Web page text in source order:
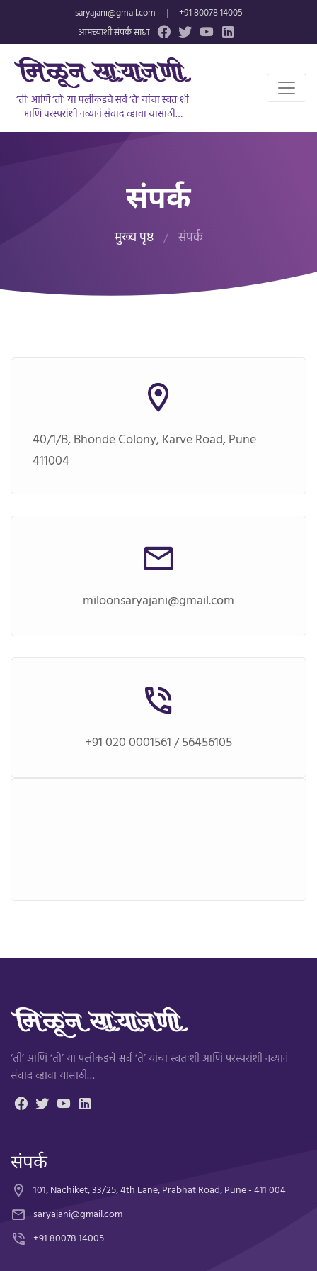
saryajani@gmail.com |
+91 80078 14005
आमच्याशी संपर्क साधा
‘ती’ आणि ‘तो’ या पलीकडचे सर्व ‘ते’ यांचा स्वतःशी
आणि परस्परांशी नव्यानं संवाद व्हावा यासाठी…
संपर्क
मुख्य पृष्ठ / संपर्क
40/1/B, Bhonde Colony, Karve Road, Pune
411004
miloonsaryajani@gmail.com
+91 020 0001561 / 56456105
‘ती’ आणि ‘तो’ या पलीकडचे सर्व ‘ते’ यांचा स्वतःशी आणि परस्परांशी नव्यानं
संवाद व्हावा यासाठी…
संपर्क
101, Nachiket, 33/25, 4th Lane, Prabhat Road, Pune - 411 004
saryajani@gmail.com
+91 80078 14005